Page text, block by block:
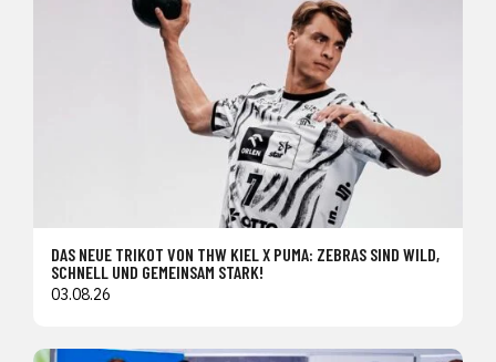
DAS NEUE TRIKOT VON THW KIEL X PUMA: ZEBRAS SIND WILD,
SCHNELL UND GEMEINSAM STARK!
03.08.26